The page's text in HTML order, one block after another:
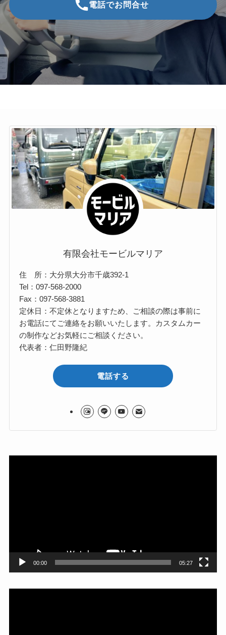
電話でお問合せ
有限会社モービルマリア
住 所：大分県大分市千歳392-1
Tel：097-568-2000
Fax：097-568-3881
定休日：不定休となりますため、ご相談の際は事前に
お電話にてご連絡をお願いいたします。カスタムカー
の制作などお気軽にご相談ください。
代表者：仁田野隆紀
電話する
00:00 05:27